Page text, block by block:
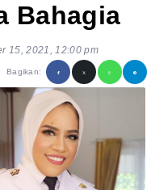
Bahagia
15, 2021, 12:00 pm
Bagikan: